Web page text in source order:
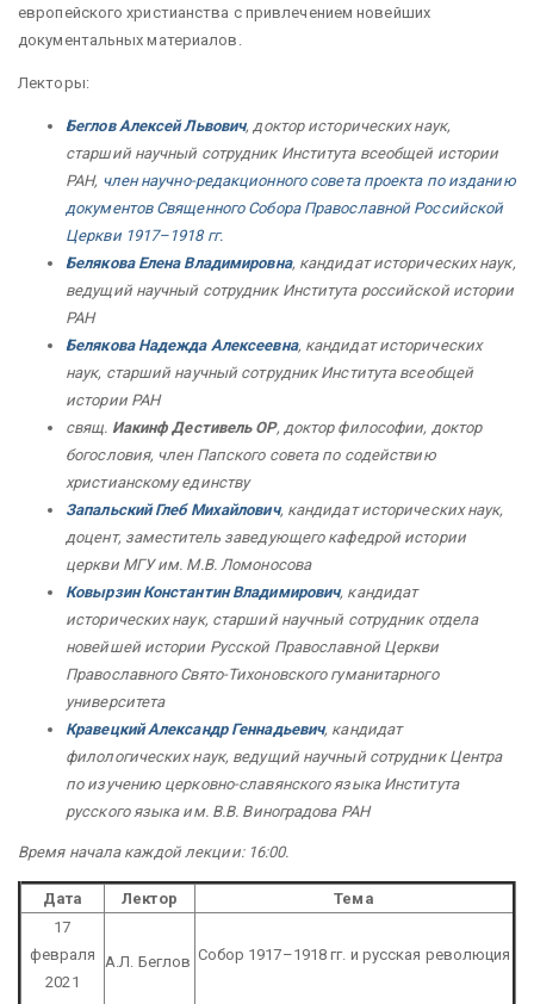
европейского христианства с привлечением новейших
документальных материалов.
Лекторы:
Беглов Алексей Львович, доктор исторических наук,
старший научный сотрудник Института всеобщей истории
РАН, член научно-редакционного совета проекта по изданию
документов Священного Собора Православной Российской
Церкви 1917–1918 гг.
Белякова Елена Владимировна, кандидат исторических наук,
ведущий научный сотрудник Института российской истории
РАН
Белякова Надежда Алексеевна, кандидат исторических
наук, старший научный сотрудник Института всеобщей
истории РАН
свящ. Иакинф Дестивель OP, доктор философии, доктор
богословия, член Папского совета по содействию
христианскому единству
Запальский Глеб Михайлович, кандидат исторических наук,
доцент, заместитель заведующего кафедрой истории
церкви МГУ им. М.В. Ломоносова
Ковырзин Константин Владимирович, кандидат
исторических наук, старший научный сотрудник отдела
новейшей истории Русской Православной Церкви
Православного Свято-Тихоновского гуманитарного
университета
Кравецкий Александр Геннадьевич, кандидат
филологических наук, ведущий научный сотрудник Центра
по изучению церковно-славянского языка Института
русского языка им. В.В. Виноградова РАН
Время начала каждой лекции: 16:00.
Дата Лектор
Тема
17
февраля
2021
А.Л. Беглов Собор 1917–1918 гг. и русская революция